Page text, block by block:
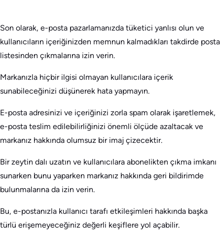
Son olarak, e-posta pazarlamanızda tüketici yanlısı olun ve
kullanıcıların içeriğinizden memnun kalmadıkları takdirde posta
listesinden çıkmalarına izin verin.
Markanızla hiçbir ilgisi olmayan kullanıcılara içerik
sunabileceğinizi düşünerek hata yapmayın.
E-posta adresinizi ve içeriğinizi zorla spam olarak işaretlemek,
e-posta teslim edilebilirliğinizi önemli ölçüde azaltacak ve
markanız hakkında olumsuz bir imaj çizecektir.
Bir zeytin dalı uzatın ve kullanıcılara abonelikten çıkma imkanı
sunarken bunu yaparken markanız hakkında geri bildirimde
bulunmalarına da izin verin.
Bu, e-postanızla kullanıcı tarafı etkileşimleri hakkında başka
türlü erişemeyeceğiniz değerli keşiflere yol açabilir.